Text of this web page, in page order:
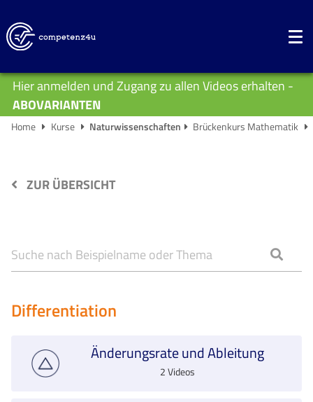
Hier anmelden und Zugang zu allen Videos erhalten -
ABOVARIANTEN
Home Kurse Naturwissenschaften Brückenkurs Mathematik
ZUR ÜBERSICHT
Differentiation
Änderungsrate und Ableitung
2 Videos